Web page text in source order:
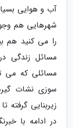
آب و هوایی
شهرهایی هم
را می کنید هم
مسائل زندگی
مسائلی که می
سوزی نشات
زیربنایی
در ادامه با